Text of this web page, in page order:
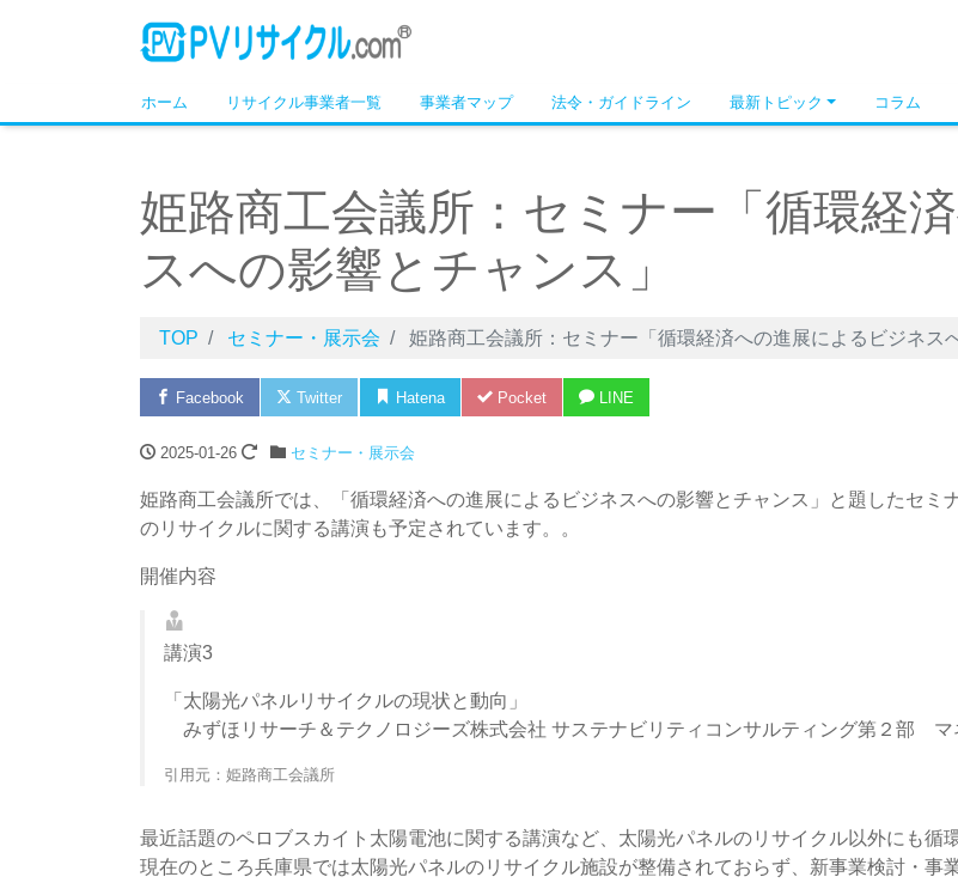
ホーム リサイクル事業者一覧 事業者マップ 法令・ガイドライン 最新トピック コラム
姫路商工会議所：セミナー「循環経
スへの影響とチャンス」
TOP セミナー・展示会 姫路商工会議所：セミナー「循環経済への進展によるビジネス
Facebook Twitter Hatena Pocket LINE
2025-01-26 セミナー・展示会
姫路商工会議所では、「循環経済への進展によるビジネスへの影響とチャンス」と題したセミ
のリサイクルに関する講演も予定されています。。
開催内容
講演3
「太陽光パネルリサイクルの現状と動向」
みずほリサーチ＆テクノロジーズ株式会社 サステナビリティコンサルティング第２部 マ
引用元：姫路商工会議所
最近話題のペロブスカイト太陽電池に関する講演など、太陽光パネルのリサイクル以外にも循
現在のところ兵庫県では太陽光パネルのリサイクル施設が整備されておらず、新事業検討・事